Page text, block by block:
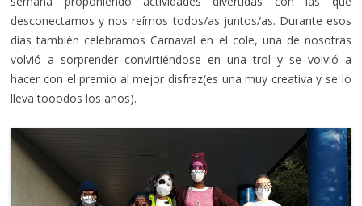
desconectamos y nos reímos todos/as juntos/as. Durante esos
días también celebramos Carnaval en el cole, una de nosotras
volvió a sorprender convirtiéndose en una trol y se volvió a
hacer con el premio al mejor disfraz(es una muy creativa y se lo
lleva tooodos los años).